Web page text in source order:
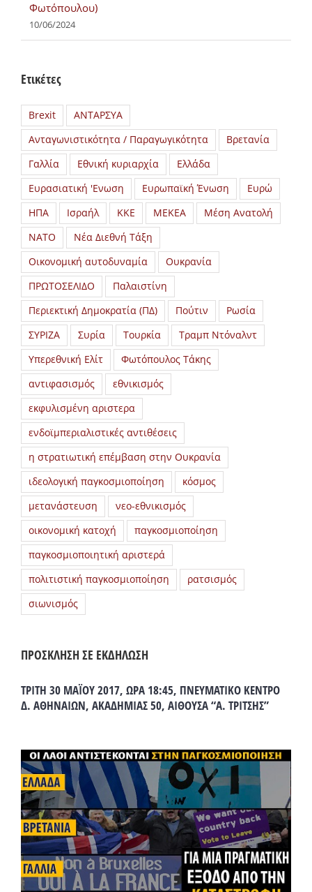
Φωτόπουλου)
10/06/2024
Ετικέτες
Brexit
ΑΝΤΑΡΣΥΑ
Ανταγωνιστικότητα / Παραγωγικότητα
Βρετανία
Γαλλία
Εθνική κυριαρχία
Ελλάδα
Ευρασιατική 'Ενωση
Ευρωπαϊκή Ένωση
Ευρώ
ΗΠΑ
Ισραήλ ΚΚΕ ΜΕΚΕΑ
Μέση Ανατολή
ΝΑΤΟ
Νέα Διεθνή Τάξη
Οικονομική αυτοδυναμία
Ουκρανία
ΠΡΩΤΟΣΕΛΙΔΟ
Παλαιστίνη
Περιεκτική Δημοκρατία (ΠΔ)
Πούτιν
Ρωσία
ΣΥΡΙΖΑ
Συρία Τουρκία
Τραμπ Ντόναλντ
Υπερεθνική Ελίτ
Φωτόπουλος Τάκης
αντιφασισμός
εθνικισμός
εκφυλισμένη αριστερα
ενδοϊμπεριαλιστικές αντιθέσεις
η στρατιωτική επέμβαση στην Ουκρανία
ιδεολογική παγκοσμιοποίηση
κόσμος
μετανάστευση
νεο-εθνικισμός
οικονομική κατοχή
παγκοσμιοποίηση
παγκοσμιοποιητική αριστερά
πολιτιστική παγκοσμιοποίηση
ρατσισμός
σιωνισμός
ΠΡΟΣΚΛΗΣΗ ΣΕ ΕΚΔΗΛΩΣΗ
ΤΡΙΤΗ 30 ΜΑΪΟΥ 2017, ΩΡΑ 18:45, ΠΝΕΥΜΑΤΙΚΟ ΚΕΝΤΡΟ
Δ. ΑΘΗΝΑΙΩΝ, ΑΚΑΔΗΜΙΑΣ 50, ΑΙΘΟΥΣΑ “Α. ΤΡΙΤΣΗΣ”